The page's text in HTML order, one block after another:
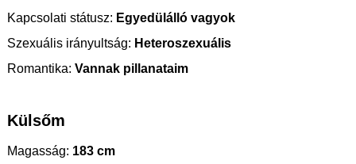
Kapcsolati státusz: Egyedülálló vagyok
Szexuális irányultság: Heteroszexuális
Romantika: Vannak pillanataim
Külsőm
Magasság: 183 cm